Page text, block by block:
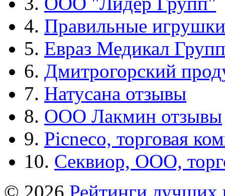
4. Правильные игрушки
5. Евраз Медикал Групп
6. Дмитрогорский
7. Натусана отзывы
8. ООО Лакмин отзывы
9. Picneco, торговая
10. Секвиор, ООО,
© 2026 Рейтинги лучших